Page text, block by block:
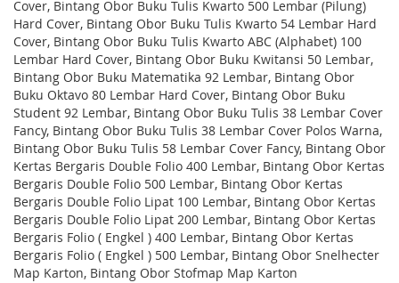
Cover, Bintang Obor Buku Tulis Kwarto 500 Lembar (Pilung)
Hard Cover, Bintang Obor Buku Tulis Kwarto 54 Lembar Hard
Cover, Bintang Obor Buku Tulis Kwarto ABC (Alphabet) 100
Lembar Hard Cover, Bintang Obor Buku Kwitansi 50 Lembar,
Bintang Obor Buku Matematika 92 Lembar, Bintang Obor
Buku Oktavo 80 Lembar Hard Cover, Bintang Obor Buku
Student 92 Lembar, Bintang Obor Buku Tulis 38 Lembar Cover
Fancy, Bintang Obor Buku Tulis 38 Lembar Cover Polos Warna,
Bintang Obor Buku Tulis 58 Lembar Cover Fancy, Bintang Obor
Kertas Bergaris Double Folio 400 Lembar, Bintang Obor Kertas
Bergaris Double Folio 500 Lembar, Bintang Obor Kertas
Bergaris Double Folio Lipat 100 Lembar, Bintang Obor Kertas
Bergaris Double Folio Lipat 200 Lembar, Bintang Obor Kertas
Bergaris Folio ( Engkel ) 400 Lembar, Bintang Obor Kertas
Bergaris Folio ( Engkel ) 500 Lembar, Bintang Obor Snelhecter
Map Karton, Bintang Obor Stofmap Map Karton